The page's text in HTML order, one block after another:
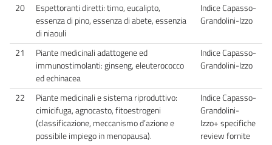
20
Espettoranti diretti: timo, eucalipto,
essenza di pino, essenza di abete, essenzia
di niaouli
Indice Capasso-
Grandolini-Izzo
21
Piante medicinali adattogene ed
immunostimolanti: ginseng, eleuterococco
ed echinacea
Indice Capasso-
Grandolini-Izzo
22
Piante medicinali e sistema riproduttivo:
cimicifuga, agnocasto, fitoestrogeni
(classificazione, meccanismo d’azione e
possibile impiego in menopausa).
Indice Capasso-
Grandolini-
Izzo+ specifiche
review fornite